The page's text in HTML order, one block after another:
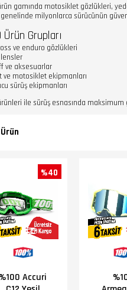
- ₺2.990,00(32)
gamında motosiklet gözlükleri,
milyonlarca sürücünün
Ürün Grupları
ve enduro gözlükleri
ve aksesuarlar
ve motosiklet ekipmanları
sürüş ekipmanları
ile sürüş esnasında
%100 Accuri
%40